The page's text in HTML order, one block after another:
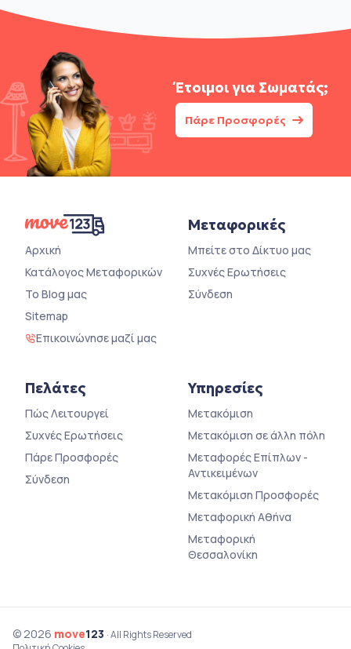
Έτοιμοι για Σωματάς;
Πάρε Προσφορές
Αρχική
Κατάλογος Μεταφορικών
Το Blog μας
Sitemap
Επικοινώνησε μαζί μας
Μεταφορικές
Μπείτε στο Δίκτυο μας
Συχνές Ερωτήσεις
Σύνδεση
Πελάτες
Πώς Λειτουργεί
Συχνές Ερωτήσεις
Πάρε Προσφορές
Σύνδεση
Υπηρεσίες
Μετακόμιση
Μετακόμιση σε άλλη πόλη
Μεταφορές Επίπλων -
Αντικειμένων
Μετακόμιση Προσφορές
Μεταφορική Αθήνα
Μεταφορική
Θεσσαλονίκη
© 2026 move123 · All Rights Reserved